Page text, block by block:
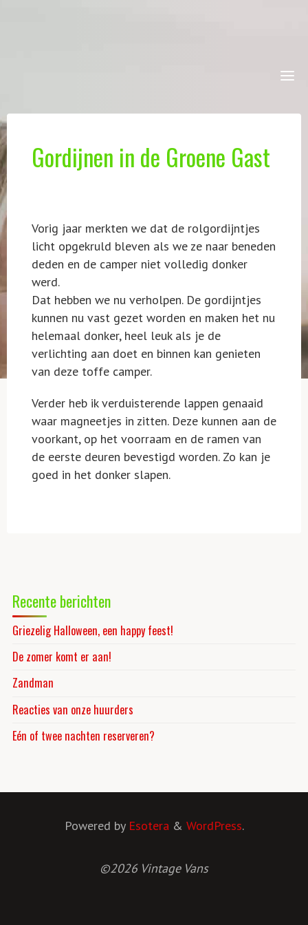
Gordijnen in de Groene Gast
Vorig jaar merkten we dat de rolgordijntjes
licht opgekruld bleven als we ze naar beneden
deden en de camper niet volledig donker
werd.
Dat hebben we nu verholpen. De gordijntjes
kunnen nu vast gezet worden en maken het nu
helemaal donker, heel leuk als je de
verlichting aan doet en binnen kan genieten
van deze toffe camper.
Verder heb ik verduisterende lappen genaaid
waar magneetjes in zitten. Deze kunnen aan de
voorkant, op het voorraam en de ramen van
de eerste deuren bevestigd worden. Zo kan je
goed in het donker slapen.
Recente berichten
Griezelig Halloween, een happy feest!
De zomer komt er aan!
Zandman
Reacties van onze huurders
Eén of twee nachten reserveren?
Powered byEsotera & WordPress.
©2026 Vintage Vans